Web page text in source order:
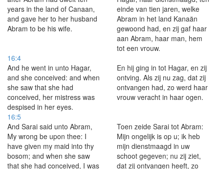
years in the land of Canaan,
and gave her to her husband
Abram to be his wife.
einde van tien jaren, welke
Abram in het land Kanaän
gewoond had, en zij gaf haar
aan Abram, haar man, hem
tot een vrouw.
16:4
And he went in unto Hagar,
and she conceived: and when
she saw that she had
conceived, her mistress was
despised in her eyes.
En hij ging in tot Hagar, en zij
ontving. Als zij nu zag, dat zij
ontvangen had, zo werd haar
vrouw veracht in haar ogen.
16:5
And Sarai said unto Abram,
My wrong be upon thee: I
have given my maid into thy
bosom; and when she saw
that she had conceived, I was
Toen zeide Sarai tot Abram:
Mijn ongelijk is op u; ik heb
mijn dienstmaagd in uw
schoot gegeven; nu zij ziet,
dat zij ontvangen heeft, zo